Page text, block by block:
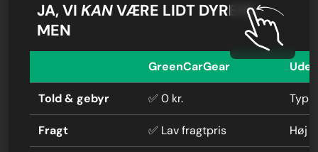
JA, VI KANVÆRE LIDT DYRERE,
MEN
GreenCarGear
Told & gebyr ✅ 0 kr.
Fragt ✅ Lav fragtpris Høj